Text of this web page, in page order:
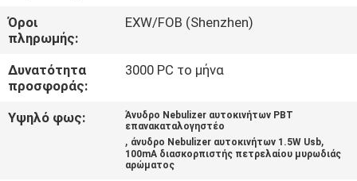
ΑΠΌΣΠΑΣΜΑ
SHOPPING
ONLINE
Όροι
πληρωμής:
EXW/FOB (Shenzhen)
Δυνατότητα
προσφοράς:
3000 PC το μήνα
Υψηλό φως:
Άνυδρο Nebulizer αυτοκινήτων PBT
επανακαταλογηστέο
, άνυδρο Nebulizer αυτοκινήτων 1.5W Usb,
100mA διασκορπιστής πετρελαίου μυρωδιάς
αρώματος